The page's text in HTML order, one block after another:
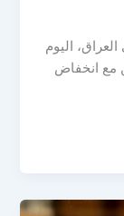
اليوم
مع انخفاض